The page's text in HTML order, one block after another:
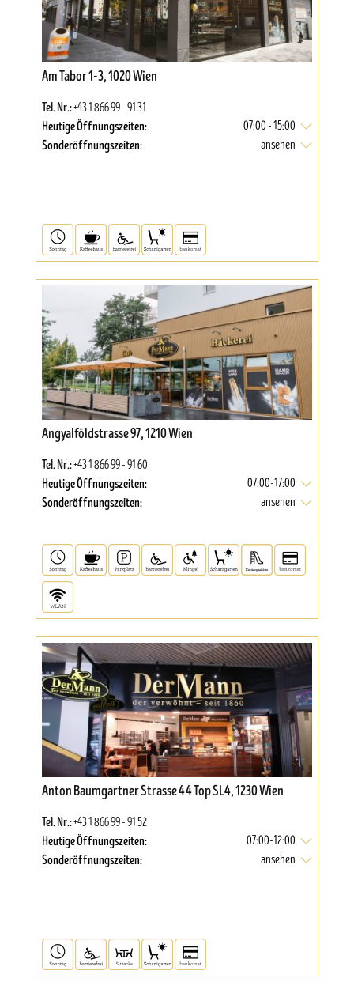
Am Tabor 1-3, 1020 Wien
Tel. Nr.:+43 1 866 99 - 91 31
Heutige Öffnungszeiten: 07:00 - 15:00
Sonderöffnungszeiten: ansehen
Angyalföldstrasse 97, 1210 Wien
Tel. Nr.:+43 1 866 99 - 91 60
Heutige Öffnungszeiten: 07:00-17:00
Sonderöffnungszeiten: ansehen
Anton Baumgartner Strasse 44 Top SL4, 1230 Wien
Tel. Nr.:+43 1 866 99 - 91 52
Heutige Öffnungszeiten: 07:00-12:00
Sonderöffnungszeiten: ansehen